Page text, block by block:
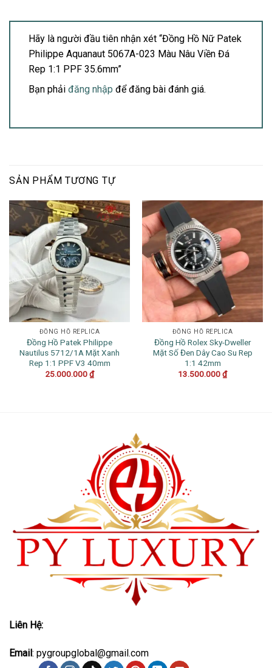
Hãy là người đầu tiên nhận xét “Đồng Hồ Nữ Patek
Philippe Aquanaut 5067A-023 Màu Nâu Viền Đá
Rep 1:1 PPF 35.6mm”
Bạn phải đăng nhập để đăng bài đánh giá.
SẢN PHẨM TƯƠNG TỰ
ĐỒNG HỒ REPLICA
Đồng Hồ Patek Philippe
Nautilus 5712/1A Mặt Xanh
Rep 1:1 PPF V3 40mm
25.000.000₫
ĐỒNG HỒ REPLICA
Đồng Hồ Rolex Sky-Dweller
Mặt Số Đen Dây Cao Su Rep
1:1 42mm
13.500.000₫
Liên Hệ:
Email: pygroupglobal@gmail.com